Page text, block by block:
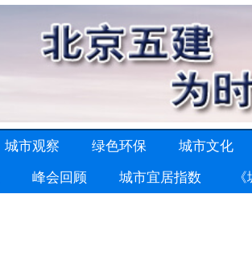
城市观察 绿色环保 城市文化
峰会回顾 城市宜居指数